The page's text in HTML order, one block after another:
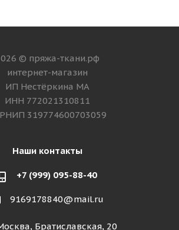
© пряжа-ткани.рф
интернет-магазин
ИП Нестёркина МА
ИНН 772021310811
319774600703059
Наши контакты
+7 (999) 095-88-40
9169178840@mail.ru
Братиславская, 20